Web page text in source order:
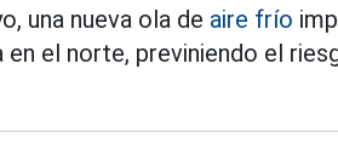
una nueva ola de aire frío
el norte, previniendo el